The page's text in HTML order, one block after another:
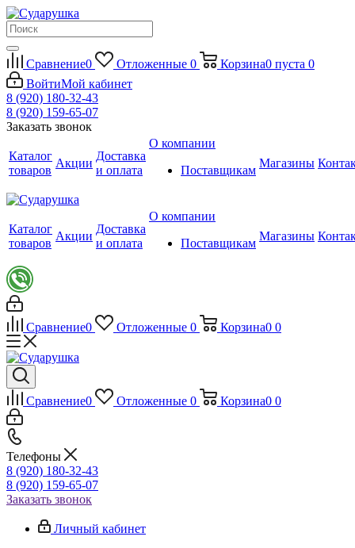
Сравнение0 Отложенные 0 Корзина0 пуста 0
ВойтиМой кабинет
8 (920) 180-32-43
8 (920) 159-65-07
Заказать звонок
Каталог
товаров
Акции
Доставка
и оплата
О компании
Поставщикам
Магазины
Каталог
товаров
Акции
Доставка
и оплата
О компании
Поставщикам
Магазины
Сравнение0 Отложенные 0 Корзина0 0
Сравнение0 Отложенные 0 Корзина0 0
Телефоны
8 (920) 180-32-43
8 (920) 159-65-07
Заказать звонок
Личный кабинет